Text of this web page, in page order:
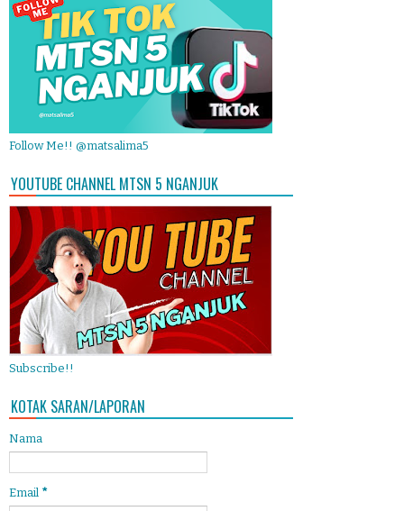
Follow Me!! @matsalima5
YOUTUBE CHANNEL MTSN 5 NGANJUK
Subscribe!!
KOTAK SARAN/LAPORAN
Nama
Email *